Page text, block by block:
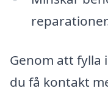
Genom att fylla
du få kontakt